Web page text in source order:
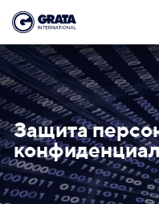
Защита